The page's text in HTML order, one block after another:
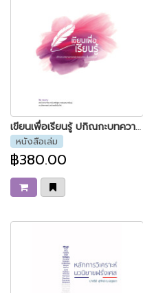
เขียนเพื่อเรียนรู้ ปกิณกะบทความภาษาและวรรณกรรมเพื่อการศึกษา
หนังสือเล่ม
฿380.00